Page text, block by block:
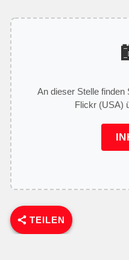
An dieser Stelle finden
Flickr (USA)
TEILEN